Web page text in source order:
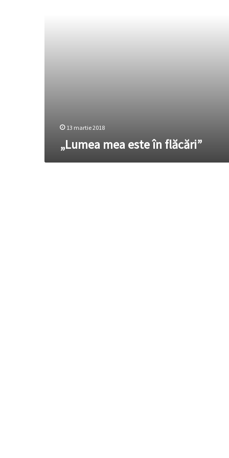
13 martie 2018
„Lumea mea este în flăcări”